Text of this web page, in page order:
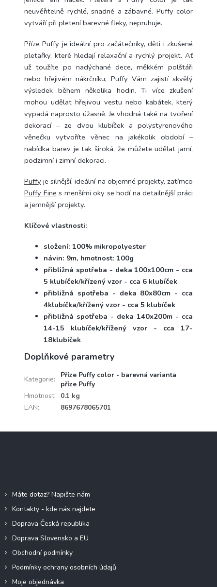
neuvěřitelně rychlé, snadné a zábavné. Puffy color
vytváří při pletení barevné fleky, nepruhuje.
Příze Puffy je ideální pro začátečníky, děti i zkušené
pletařky, které hledají relaxační a rychlý projekt. Ať
už toužíte po nadýchané dece, měkkém polštáři
nebo hřejivém nákrčníku, Puffy Vám zajistí skvělý
výsledek během několika hodin. Ti více zkušení
mohou udělat hřejivou vestu nebo kabátek, který
vypadá naprosto úžasně. Je vhodná také na tvoření
dekorací – ze dvou klubíček a polystyrenového
věnečku vytvoříte věnec na jakékolik období –
nabídka barev je tak široká, že můžete udělat jarní,
podzimní i zimní dekoraci.
Puffy je silnější, ideální na objemné projekty, zatímco
Puffy Fine s menšími oky se hodí na detailnější práci
a jemnější projekty.
Klíčové vlastnosti:
složení: 100% mikropolyester
návin: 9m, hmotnost: 100g
přibližná spotřeba - deka 100x100cm - cca
5 klubíček/křízený vzor - cca 6 klubíček
přibližná spotřeba - deka 80x80cm - cca
4klubíčka/křížený vzor - cca 5 klubíček
přibližná spotřeba - deka 140x200m - cca
14-15 klubíček/křížený vzor - cca 17-
18klubíček
Doplňkové parametry
Kategorie:
Příze Puffy color - barevná varianta
příze Puffy
Hmotnost:
0.1 kg
EAN: 8697678065701
Máte dotaz? Napište nám
Kontakty - kde nás najdete
Doprava Česká republika
Doprava Slovensko a EU
Obchodní podmínky
Podmínky ochrany osobních údajů
Moje objednávka